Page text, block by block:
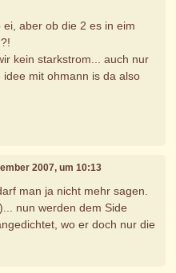
aber ob die 2 es in eim
kein starkstrom... auch nur
mit ohmann is da also
2007, um 10:13
man ja nicht mehr sagen.
nun werden dem Side
wo er doch nur die